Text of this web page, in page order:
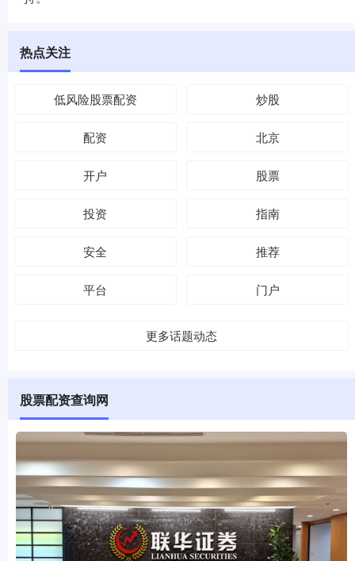
热点关注
低风险股票配资 炒股
配资 北京
开户 股票
投资 指南
安全 推荐
平台 门户
更多话题动态
股票配资查询网